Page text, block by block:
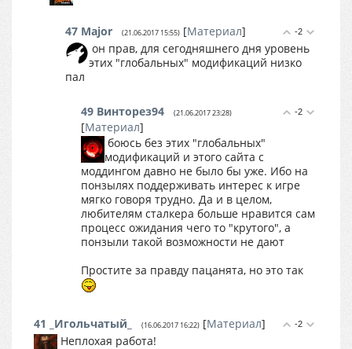
-2
47 Major (21.06.2017 15:55) [Материал]
он прав, для сегодняшнего дня уровень
этих "глобальных" модификаций низко
пал
-2
49 Винторез94 (21.06.2017 23:28)
[Материал]
боюсь без этих "глобальных"
модификаций и этого сайта с
моддингом давно не было бы уже. Ибо на
понзылях поддерживать интерес к игре
мягко говоря трудно. Да и в целом,
любителям сталкера больше нравится сам
процесс ожидания чего то "крутого", а
понзыли такой возможности не дают
Простите за правду пацанята, но это так
-2
41 _Игольчатый_ (16.06.2017 16:22) [Материал]
Неплохая работа!